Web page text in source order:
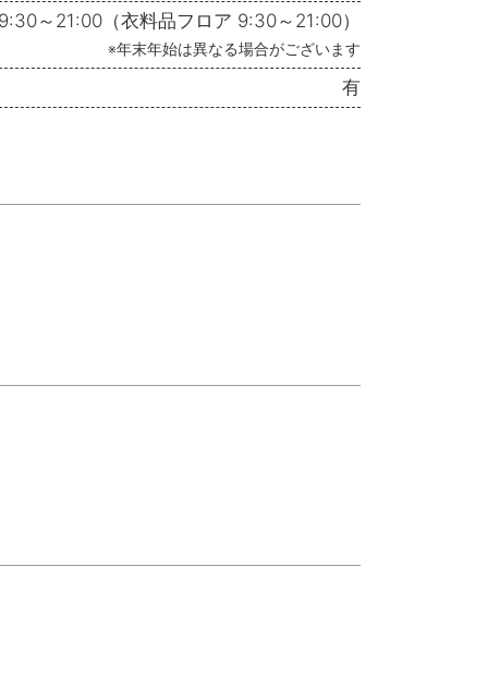
～21:00（衣料品フロア 9:30～21:00）
※年末年始は異なる場合がございます
有